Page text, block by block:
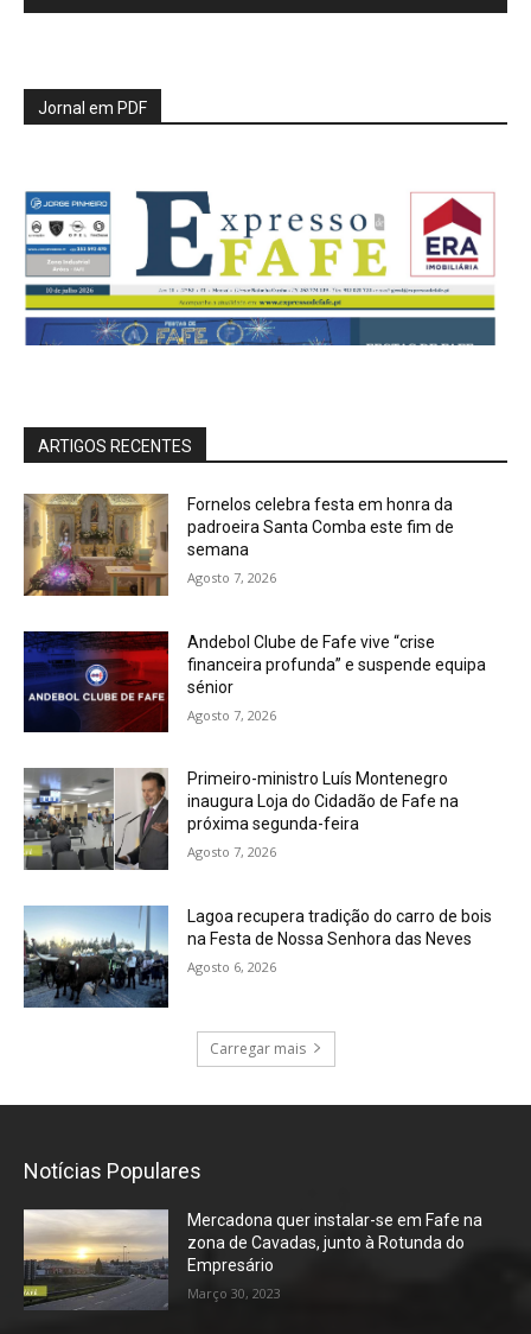
Jornal em PDF
ARTIGOS RECENTES
Fornelos celebra festa em honra da
padroeira Santa Comba este fim de
semana
Agosto 7, 2026
Andebol Clube de Fafe vive “crise
financeira profunda” e suspende equipa
sénior
Agosto 7, 2026
Primeiro-ministro Luís Montenegro
inaugura Loja do Cidadão de Fafe na
próxima segunda-feira
Agosto 7, 2026
Lagoa recupera tradição do carro de bois
na Festa de Nossa Senhora das Neves
Agosto 6, 2026
Carregar mais
Notícias Populares
Mercadona quer instalar-se em Fafe na
zona de Cavadas, junto à Rotunda do
Empresário
Março 30, 2023